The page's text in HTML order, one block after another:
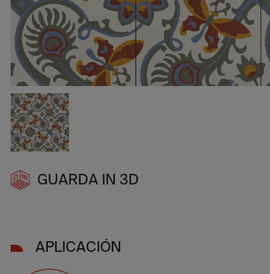
GUARDA IN 3D
APLICACIÓN